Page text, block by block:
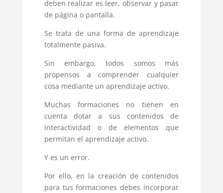
deben realizar es leer, observar y pasar
de página o pantalla.
Se trata de una forma de aprendizaje
totalmente pasiva.
Sin embargo, todos somos más
propensos a comprender cualquier
cosa mediante un aprendizaje activo.
Muchas formaciones no tienen en
cuenta dotar a sus contenidos de
interactividad o de elementos que
permitan el aprendizaje activo.
Y es un error.
Por ello, en la creación de contenidos
para tus formaciones debes incorporar